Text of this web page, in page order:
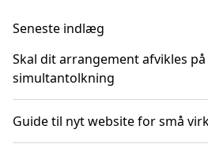
Seneste indlæg
Skal dit arrangement afvikles
simultantolkning
Guide til nyt website for små